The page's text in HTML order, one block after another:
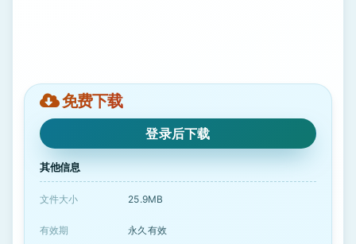
免费下载
登录后下载
其他信息
文件大小 25.9MB
有效期 永久有效